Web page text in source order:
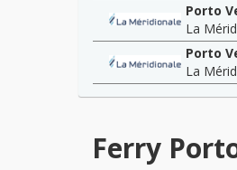
Porto
La
Porto
La
Ferry